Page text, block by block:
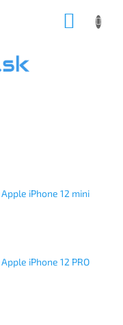
iPhone 12 mini
iPhone 12 PRO